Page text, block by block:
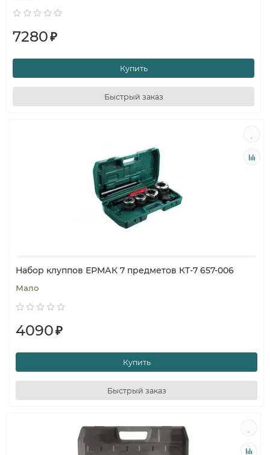
7280₽
Купить
Быстрый заказ
Набор клуппов ЕРМАК 7 предметов КТ-7 657-006
Мало
4090₽
Купить
Быстрый заказ